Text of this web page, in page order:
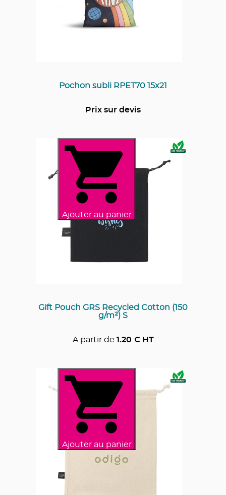
Pochon subli RPET70 15x21
Prix sur devis
Ajouter au panier
Gift Pouch GRS Recycled Cotton (150
g/m²) S
A partir de 1.20 € HT
Ajouter au panier